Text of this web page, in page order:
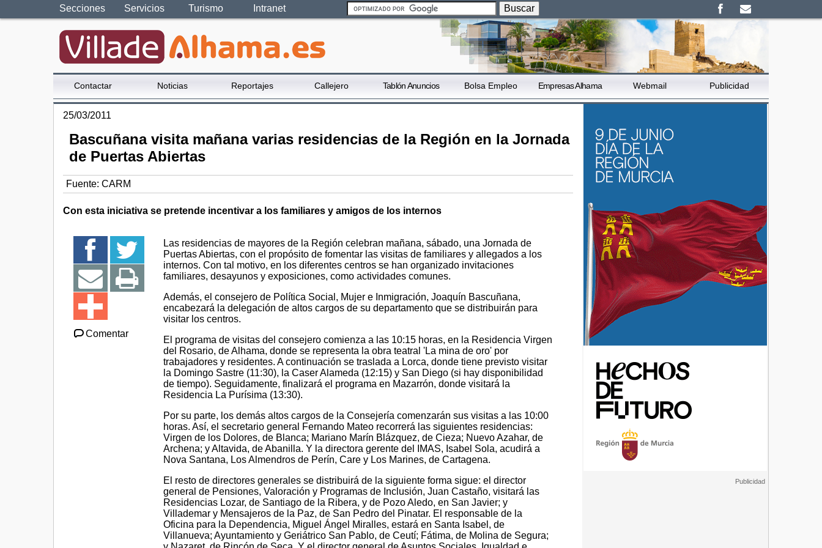
Secciones Servicios Turismo Intranet
Contactar Noticias Reportajes Callejero Tablón Anuncios Bolsa Empleo Empresas Alhama Webmail Publicidad
25/03/2011
Bascuñana visita mañana varias residencias de la Región en la Jornada
de Puertas Abiertas
Fuente: CARM
Con esta iniciativa se pretende incentivar a los familiares y amigos de los internos
Comentar
Las residencias de mayores de la Región celebran mañana, sábado, una Jornada de
Puertas Abiertas, con el propósito de fomentar las visitas de familiares y allegados a los
internos. Con tal motivo, en los diferentes centros se han organizado invitaciones
familiares, desayunos y exposiciones, como actividades comunes.
Además, el consejero de Política Social, Mujer e Inmigración, Joaquín Bascuñana,
encabezará la delegación de altos cargos de su departamento que se distribuirán para
visitar los centros.
El programa de visitas del consejero comienza a las 10:15 horas, en la Residencia Virgen
del Rosario, de Alhama, donde se representa la obra teatral 'La mina de oro' por
trabajadores y residentes. A continuación se traslada a Lorca, donde tiene previsto visitar
la Domingo Sastre (11:30), la Caser Alameda (12:15) y San Diego (si hay disponibilidad
de tiempo). Seguidamente, finalizará el programa en Mazarrón, donde visitará la
Residencia La Purísima (13:30).
Por su parte, los demás altos cargos de la Consejería comenzarán sus visitas a las 10:00
horas. Así, el secretario general Fernando Mateo recorrerá las siguientes residencias:
Virgen de los Dolores, de Blanca; Mariano Marín Blázquez, de Cieza; Nuevo Azahar, de
Archena; y Altavida, de Abanilla. Y la directora gerente del IMAS, Isabel Sola, acudirá a
Nova Santana, Los Almendros de Perín, Care y Los Marines, de Cartagena.
El resto de directores generales se distribuirá de la siguiente forma sigue: el director
general de Pensiones, Valoración y Programas de Inclusión, Juan Castaño, visitará las
Residencias Lozar, de Santiago de la Ribera, y de Pozo Aledo, en San Javier; y
Villademar y Mensajeros de la Paz, de San Pedro del Pinatar. El responsable de la
Oficina para la Dependencia, Miguel Ángel Miralles, estará en Santa Isabel, de
Villanueva; Ayuntamiento y Geriátrico San Pablo, de Ceutí; Fátima, de Molina de Segura;